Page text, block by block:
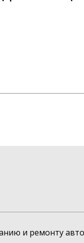
и ремонту